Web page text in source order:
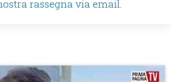
rassegna via email.